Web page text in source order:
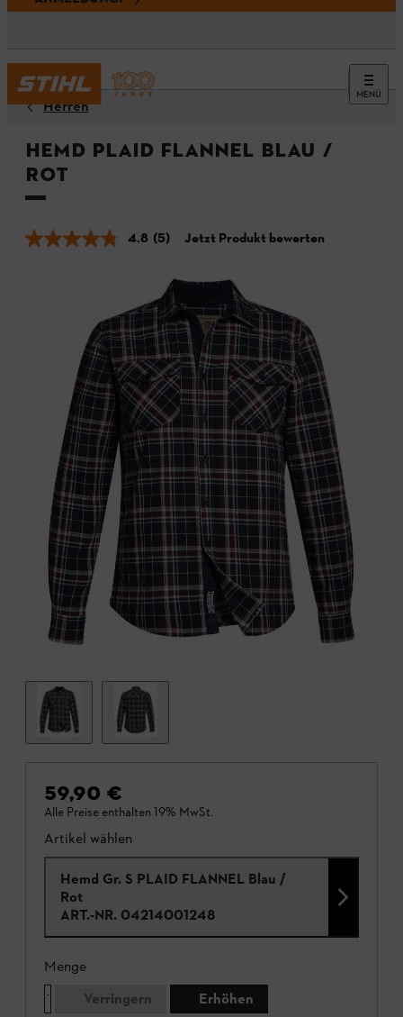
MENÜ
Herren
Hemd PLAID FLANNEL Blau /
Rot
4.8 (5) Jetzt Produkt bewerten
59,90 €
Alle Preise enthalten 19% MwSt.
Artikel wählen
Hemd Gr. S PLAID FLANNEL Blau /
Rot
ART.-NR. 04214001248
Menge
Verringern
Erhöhen